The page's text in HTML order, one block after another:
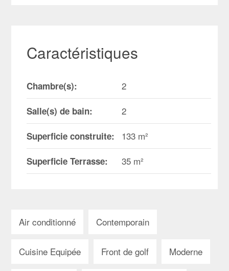
Caractéristiques
Chambre(s): 2
Salle(s) de bain: 2
Superficie construite: 133 m²
Superficie Terrasse: 35 m²
Air conditionné Contemporain
Cuisine Equipée Front de golf Moderne